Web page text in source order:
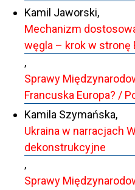
Kamil Jaworski,
Mechanizm
węgla – krok w stronę
,
Sprawy
Francuska Europa? /
Kamila Szymańska,
Ukraina w narracjach
dekonstrukcyjne
,
Sprawy